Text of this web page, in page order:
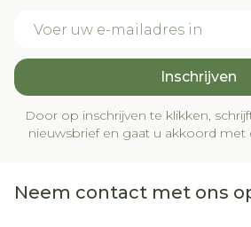
Inschrijven
Door op inschrijven te klikken,
nieuwsbrief en gaat u akkoord met
Neem contact met ons